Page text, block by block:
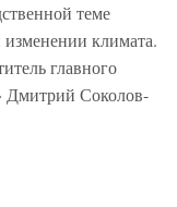
теме
климата.
главного
Дмитрий Соколов-